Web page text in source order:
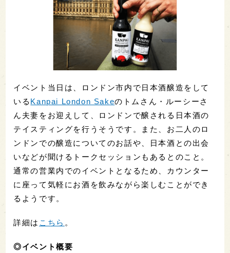
イベント当日は、ロンドン市内で日本酒醸造をして
いる Kanpai London Sakeのトムさん・ルーシーさ
ん夫妻をお迎えして、ロンドンで醸される日本酒の
テイスティングを行うそうです。また、お二人のロ
ンドンでの醸造についてのお話や、日本酒との出会
いなどが聞けるトークセッションもあるとのこと。
通常の営業内でのイベントとなるため、カウンター
に座って気軽にお酒を飲みながら楽しむことができ
るようです。
詳細は こちら 。
◎イベント概要